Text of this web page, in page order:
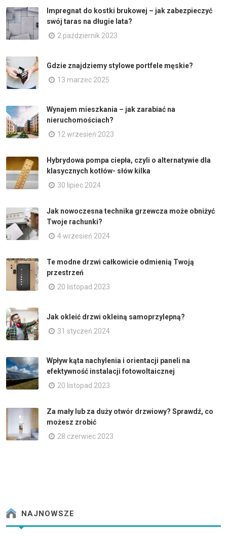
Impregnat do kostki brukowej – jak zabezpieczyć
swój taras na długie lata?
2 październik 2023
Gdzie znajdziemy stylowe portfele męskie?
13 marzec 2025
Wynajem mieszkania – jak zarabiać na
nieruchomościach?
12 wrzesień 2023
Hybrydowa pompa ciepła, czyli o alternatywie dla
klasycznych kotłów- słów kilka
30 lipiec 2024
Jak nowoczesna technika grzewcza może obniżyć
Twoje rachunki?
4 wrzesień 2024
Te modne drzwi całkowicie odmienią Twoją
przestrzeń
20 listopad 2023
Jak okleić drzwi okleiną samoprzylepną?
31 styczeń 2024
Wpływ kąta nachylenia i orientacji paneli na
efektywność instalacji fotowoltaicznej
20 listopad 2023
Za mały lub za duży otwór drzwiowy? Sprawdź, co
możesz zrobić
28 czerwiec 2023
NAJNOWSZE